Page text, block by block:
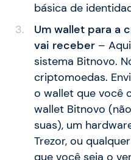
básica de
Um wallet para a
vai receber–
sistema Bitnovo.
criptomoedas.
o wallet que você
wallet Bitnovo
suas), um
Trezor, ou
que você seja o